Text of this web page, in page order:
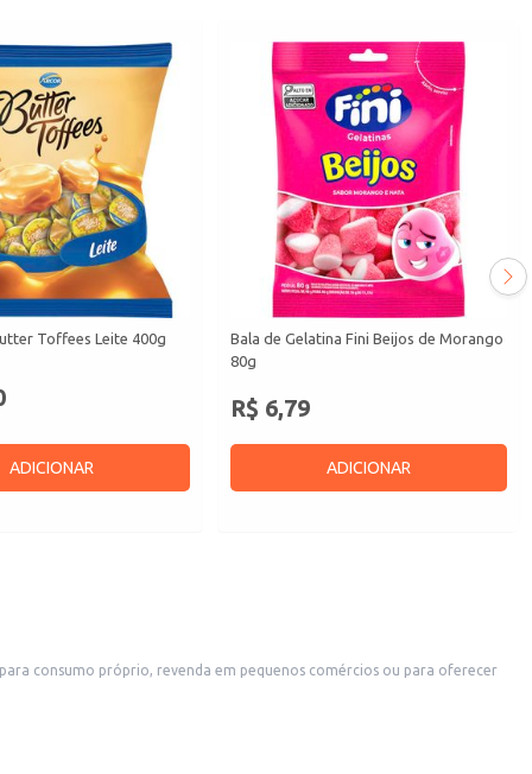
Toffees Leite 400g
ADICIONAR
Bala de Gelatina Fini Beijos de Morango
80g
R$ 6,79
ADICIONAR
consumo próprio, revenda em pequenos comércios ou para oferecer